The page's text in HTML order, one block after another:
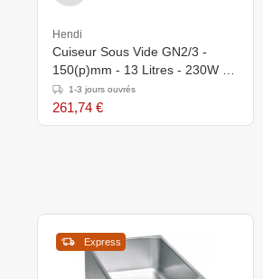
Hendi
Cuiseur Sous Vide GN2/3 -
150(p)mm - 13 Litres - 230W -
363x335x290(h)mm
1-3 jours ouvrés
261,74 €
Express